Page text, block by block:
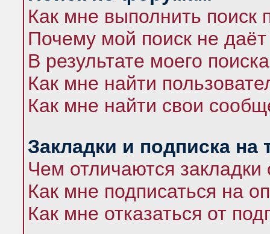
Как мне выполнить
Почему мой поиск не даёт
В результате моего
Как мне найти
Как мне найти свои
Закладки и подписка на
Чем отличаются закладки
Как мне подписаться на
Как мне отказаться от